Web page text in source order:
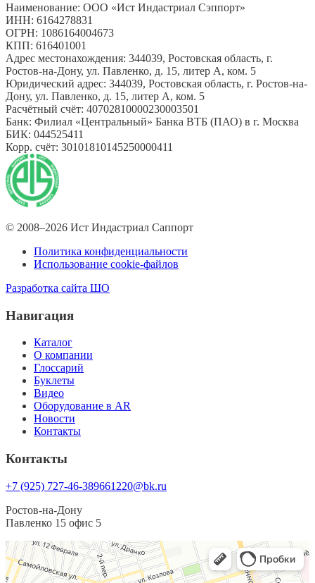
Наименование: ООО «Ист Индастриал Сэппорт»
ИНН: 6164278831
ОГРН: 1086164004673
КПП: 616401001
Адрес местонахождения: 344039, Ростовская область, г.
Ростов-на-Дону, ул. Павленко, д. 15, литер А, ком. 5
Юридический адрес: 344039, Ростовская область, г. Ростов-на-
Дону, ул. Павленко, д. 15, литер А, ком. 5
Расчётный счёт: 40702810000230003501
Банк: Филиал «Центральный» Банка ВТБ (ПАО) в г. Москва
БИК: 044525411
Корр. счёт: 30101810145250000411
© 2008–2026 Ист Индастриал Саппорт
Политика конфиденциальности
Использование cookie-файлов
Разработка сайта ШО
Навигация
Каталог
О компании
Глоссарий
Буклеты
Видео
Оборудование в AR
Новости
Контакты
Контакты
+7 (925) 727-46-389661220@bk.ru
Ростов-на-Дону
Павленко 15 офис 5